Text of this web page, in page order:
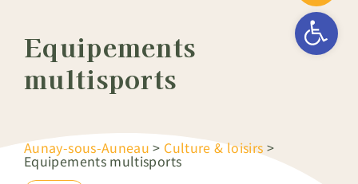
Ouvrir la
Equipements
multisports
Aunay-sous-Auneau > Culture & loisirs >
Equipements multisports